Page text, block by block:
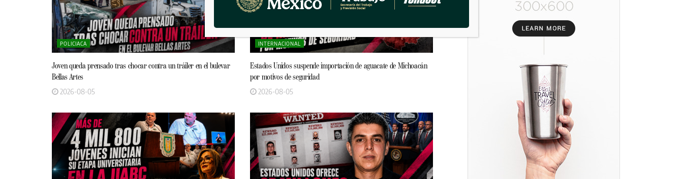
POLICIACA
Joven queda prensado tras chocar contra un tráiler en el bulevar
Bellas Artes
2026-08-05
INTERNACIONAL
Estados Unidos suspende importación de aguacate de Michoacán
por motivos de seguridad
2026-08-05